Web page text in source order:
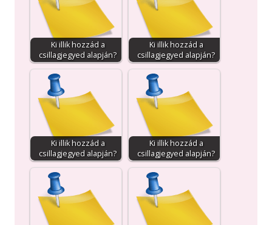
Ki illik hozzád a
csillagjegyed alapján?
Ki illik hozzád a
csillagjegyed alapján?
Ki illik hozzád a
csillagjegyed alapján?
Ki illik hozzád a
csillagjegyed alapján?